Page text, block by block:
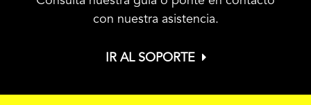
con nuestra asistencia.
IR AL SOPORTE